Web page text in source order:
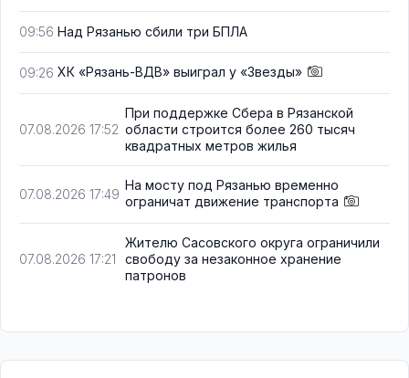
09:56 Над Рязанью сбили три БПЛА
09:26 ХК «Рязань-ВДВ» выиграл у «Звезды»
07.08.2026 17:52
При поддержке Сбера в Рязанской
области строится более 260 тысяч
квадратных метров жилья
07.08.2026 17:49
На мосту под Рязанью временно
ограничат движение транспорта
07.08.2026 17:21
Жителю Сасовского округа ограничили
свободу за незаконное хранение
патронов